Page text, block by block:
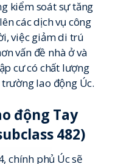
kiểm soát sự tăng
các dịch vụ công
việc giảm di trú
vấn đề nhà ở và
cư có chất lượng
lao động Úc.
động Tay
482)
chính phủ Úc sẽ